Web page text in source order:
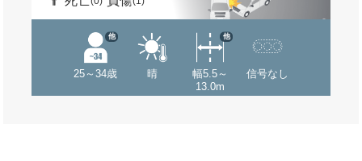
25～34歳
他
晴
幅5.5～
13.0m
他
信号なし